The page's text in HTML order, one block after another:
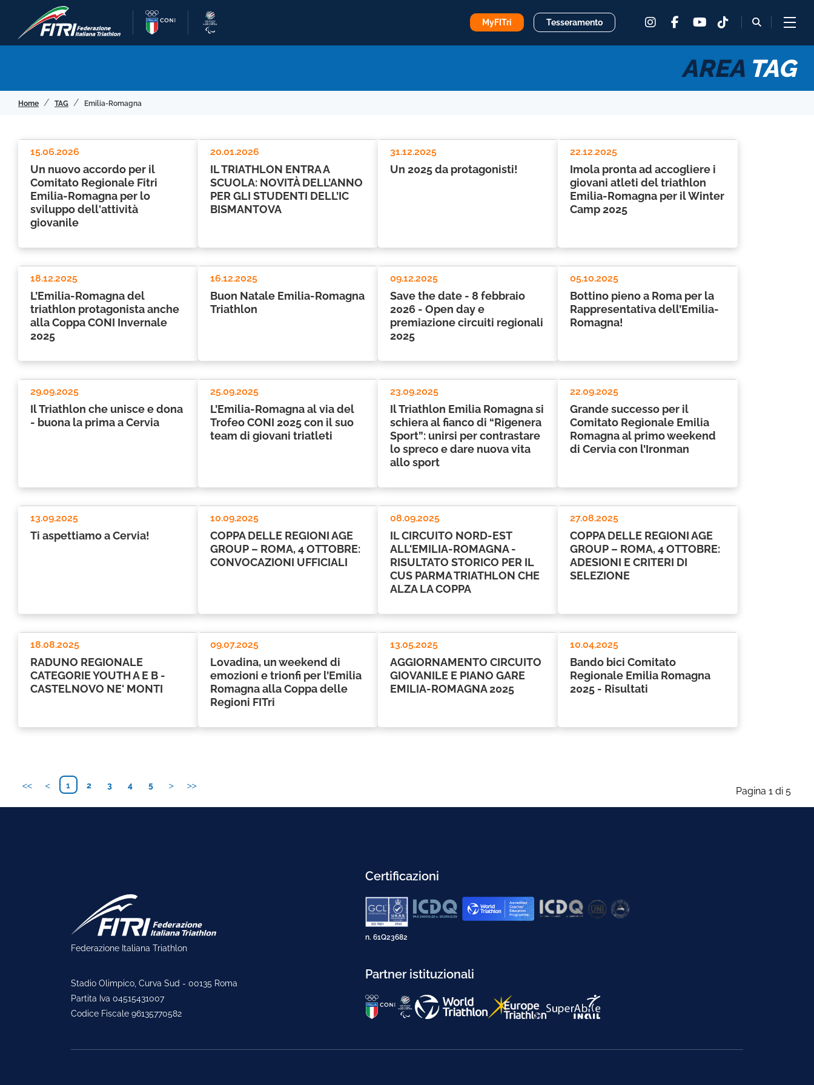
MyFITri Tesseramento instagram
facebooktiktok
glass
AREA TAG
Home TAG Emilia-Romagna
15.06.2026
Un nuovo accordo per il
Comitato Regionale Fitri
Emilia-Romagna per lo
sviluppo dell'attività
giovanile
20.01.2026
IL TRIATHLON ENTRA A
SCUOLA: NOVITÀ DELL’ANNO
PER GLI STUDENTI DELL’IC
BISMANTOVA
31.12.2025
Un 2025 da protagonisti!
22.12.2025
Imola pronta ad accogliere i
giovani atleti del triathlon
Emilia-Romagna per il Winter
Camp 2025
18.12.2025
L’Emilia-Romagna del
triathlon protagonista anche
alla Coppa CONI Invernale
2025
16.12.2025
Buon Natale Emilia-Romagna
Triathlon
09.12.2025
Save the date - 8 febbraio
2026 - Open day e
premiazione circuiti regionali
2025
05.10.2025
Bottino pieno a Roma per la
Rappresentativa dell’Emilia-
Romagna!
29.09.2025
Il Triathlon che unisce e dona
- buona la prima a Cervia
25.09.2025
L’Emilia-Romagna al via del
Trofeo CONI 2025 con il suo
team di giovani triatleti
23.09.2025
Il Triathlon Emilia Romagna si
schiera al fianco di “Rigenera
Sport”: unirsi per contrastare
lo spreco e dare nuova vita
allo sport
22.09.2025
Grande successo per il
Comitato Regionale Emilia
Romagna al primo weekend
di Cervia con l’Ironman
13.09.2025
Ti aspettiamo a Cervia!
10.09.2025
COPPA DELLE REGIONI AGE
GROUP – ROMA, 4 OTTOBRE:
CONVOCAZIONI UFFICIALI
08.09.2025
IL CIRCUITO NORD-EST
ALL'EMILIA-ROMAGNA -
RISULTATO STORICO PER IL
CUS PARMA TRIATHLON CHE
ALZA LA COPPA
27.08.2025
COPPA DELLE REGIONI AGE
GROUP – ROMA, 4 OTTOBRE:
ADESIONI E CRITERI DI
SELEZIONE
18.08.2025
RADUNO REGIONALE
CATEGORIE YOUTH A E B -
CASTELNOVO NE' MONTI
09.07.2025
Lovadina, un weekend di
emozioni e trionfi per l’Emilia
Romagna alla Coppa delle
Regioni FITri
13.05.2025
AGGIORNAMENTO CIRCUITO
GIOVANILE E PIANO GARE
EMILIA-ROMAGNA 2025
10.04.2025
Bando bici Comitato
Regionale Emilia Romagna
2025 - Risultati
Pagina 1 di 5
1 2 3 4 5
Federazione Italiana Triathlon
Stadio Olimpico, Curva Sud - 00135 Roma
Partita Iva 04515431007
Codice Fiscale 96135770582
Certificazioni
n. 61Q23682
Partner istituzionali